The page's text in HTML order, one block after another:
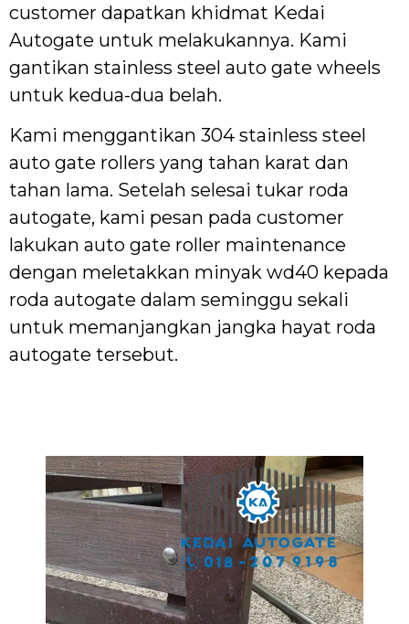
customer dapatkan khidmat Kedai
Autogate untuk melakukannya. Kami
gantikan stainless steel auto gate wheels
untuk kedua-dua belah.
Kami menggantikan 304 stainless steel
auto gate rollers yang tahan karat dan
tahan lama. Setelah selesai tukar roda
autogate, kami pesan pada customer
lakukan auto gate roller maintenance
dengan meletakkan minyak wd40 kepada
roda autogate dalam seminggu sekali
untuk memanjangkan jangka hayat roda
autogate tersebut.